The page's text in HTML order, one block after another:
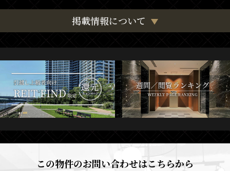
掲載情報について
この物件のお問い合わせはこちらから